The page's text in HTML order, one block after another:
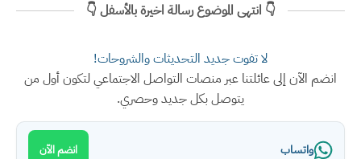
👇 انتهى الموضوع رسالة اخيرة بالأسفل 👇
لا تفوت جديد التحديثات والشروحات!
انضم الآن إلى عائلتنا عبر منصات التواصل الاجتماعي لتكون أول من
يتوصل بكل جديد وحصري.
واتساب انضم الآن